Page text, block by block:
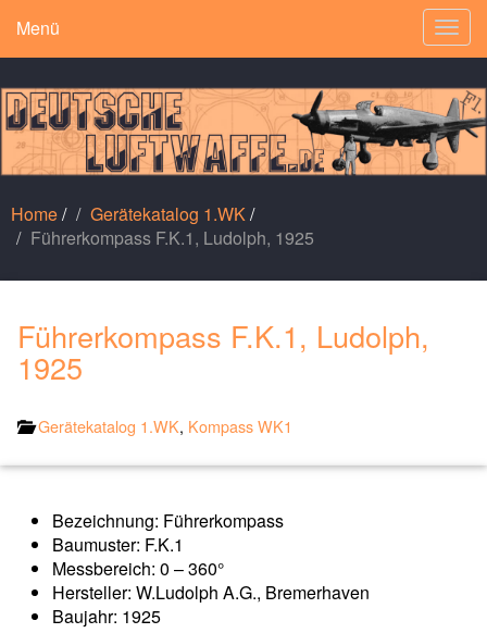
Menü
Home/ Gerätekatalog 1.WK/
Führerkompass F.K.1, Ludolph, 1925
Führerkompass F.K.1, Ludolph,
1925
Gerätekatalog 1.WK, Kompass WK1
Bezeichnung: Führerkompass
Baumuster: F.K.1
Messbereich: 0 – 360°
Hersteller: W.Ludolph A.G., Bremerhaven
Baujahr: 1925